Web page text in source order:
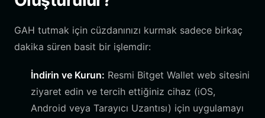
GAH tutmak için cüzdanınızı kurmak sadece birkaç
dakika süren basit bir işlemdir:
İndirin ve Kurun: Resmi Bitget Wallet web sitesini
ziyaret edin ve tercih ettiğiniz cihaz (iOS,
Android veya Tarayıcı Uzantısı) için uygulamayı